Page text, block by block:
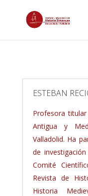
ESTEBAN
Profesora
Antigua y
Valladolid. Ha
de
Comité
Revista de
Historia